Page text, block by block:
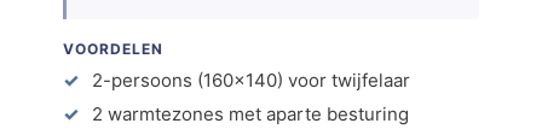
VOORDELEN
2-persoons (160×140) voor twijfelaar
2 warmtezones met aparte besturing